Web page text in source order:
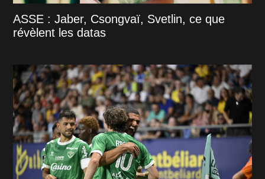
ASSE : Jaber, Csongvaï, Svetlin, ce que
révèlent les datas